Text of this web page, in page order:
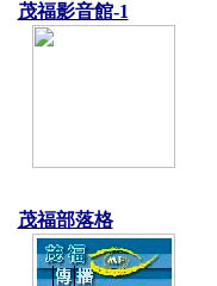
茂福影音館-1
茂福部落格